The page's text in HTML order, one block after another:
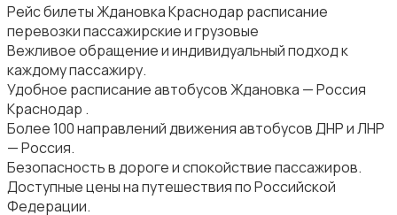
Рейс билеты Ждановка Краснодар расписание
перевозки пассажирские и грузовые
Вежливое обращение и индивидуальный подход к
каждому пассажиру.
Удобное расписание автобусов Ждановка — Россия
Краснодар .
Более 100 направлений движения автобусов ДНР и ЛНР
— Россия.
Безопасность в дороге и спокойствие пассажиров.
Доступные цены на путешествия по Российской
Федерации.